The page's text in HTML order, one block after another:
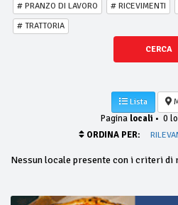
# PRANZO DI LAVORO
# RICEVIMENTI
# TRATTORIA
CERCA
Lista
Pagina locali • 0
ORDINA PER:
Nessun locale presente con i criteri di